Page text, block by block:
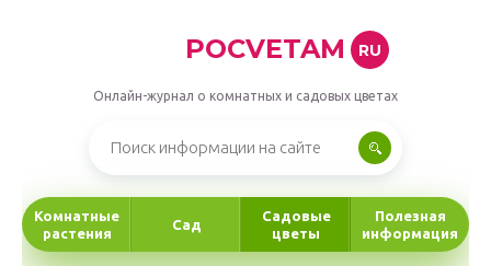
POCVETAM RU
Онлайн-журнал о комнатных и садовых цветах
Комнатные
растения
Сад
Садовые
цветы
Полезная
информация